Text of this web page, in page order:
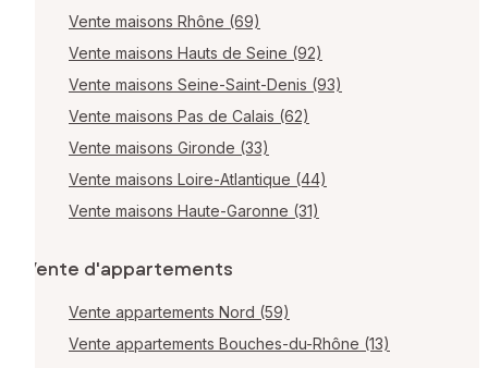
Vente maisons Rhône (69)
Vente maisons Hauts de Seine (92)
Vente maisons Seine-Saint-Denis (93)
Vente maisons Pas de Calais (62)
Vente maisons Gironde (33)
Vente maisons Loire-Atlantique (44)
Vente maisons Haute-Garonne (31)
Vente d'appartements
Vente appartements Nord (59)
Vente appartements Bouches-du-Rhône (13)